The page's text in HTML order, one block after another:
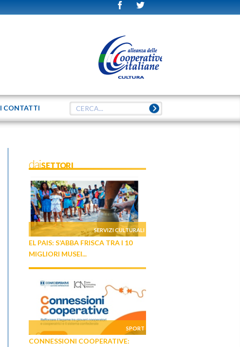
I CONTATTI
daiSETTORI
SERVIZI CULTURALI
EL PAIS: S’ABBA FRISCA TRA I 10
MIGLIORI MUSEI...
SPORT
CONNESSIONI COOPERATIVE: